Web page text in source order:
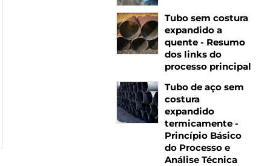
Tubo sem costura
expandido a
quente - Resumo
dos links do
processo principal
Tubo de aço sem
costura
expandido
termicamente -
Princípio Básico
do Processo e
Análise Técnica